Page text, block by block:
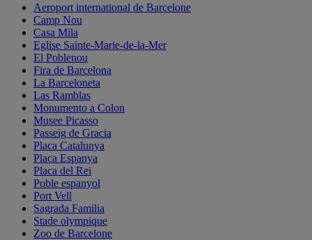
Aeroport international de Barcelone
Camp Nou
Casa Mila
Eglise Sainte-Marie-de-la-Mer
El Poblenou
Fira de Barcelona
La Barceloneta
Las Ramblas
Monumento a Colon
Musee Picasso
Passeig de Gracia
Placa Catalunya
Placa Espanya
Placa del Rei
Poble espanyol
Port Vell
Sagrada Familia
Stade olympique
Zoo de Barcelone